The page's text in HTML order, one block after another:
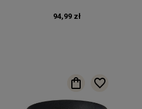
94,99 zł